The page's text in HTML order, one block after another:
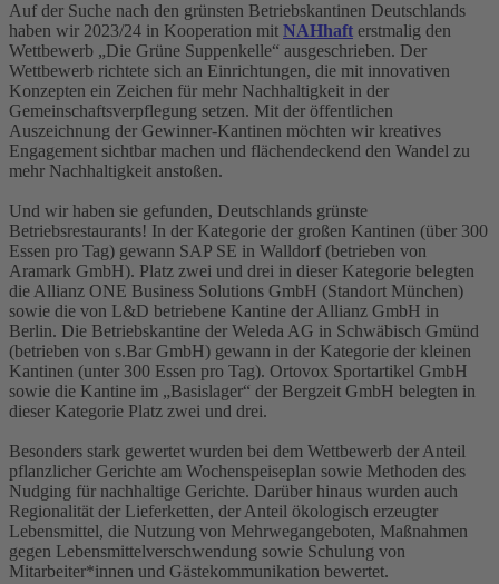
Auf der Suche nach den grünsten Betriebskantinen Deutschlands
haben wir 2023/24 in Kooperation mit NAHhaft erstmalig den
Wettbewerb „Die Grüne Suppenkelle“ ausgeschrieben. Der
Wettbewerb richtete sich an Einrichtungen, die mit innovativen
Konzepten ein Zeichen für mehr Nachhaltigkeit in der
Gemeinschaftsverpflegung setzen. Mit der öffentlichen
Auszeichnung der Gewinner-Kantinen möchten wir kreatives
Engagement sichtbar machen und flächendeckend den Wandel zu
mehr Nachhaltigkeit anstoßen.
Und wir haben sie gefunden, Deutschlands grünste
Betriebsrestaurants! In der Kategorie der großen Kantinen (über 300
Essen pro Tag) gewann SAP SE in Walldorf (betrieben von
Aramark GmbH). Platz zwei und drei in dieser Kategorie belegten
die Allianz ONE Business Solutions GmbH (Standort München)
sowie die von L&D betriebene Kantine der Allianz GmbH in
Berlin. Die Betriebskantine der Weleda AG in Schwäbisch Gmünd
(betrieben von s.Bar GmbH) gewann in der Kategorie der kleinen
Kantinen (unter 300 Essen pro Tag). Ortovox Sportartikel GmbH
sowie die Kantine im „Basislager“ der Bergzeit GmbH belegten in
dieser Kategorie Platz zwei und drei.
Besonders stark gewertet wurden bei dem Wettbewerb der Anteil
pflanzlicher Gerichte am Wochenspeiseplan sowie Methoden des
Nudging für nachhaltige Gerichte. Darüber hinaus wurden auch
Regionalität der Lieferketten, der Anteil ökologisch erzeugter
Lebensmittel, die Nutzung von Mehrwegangeboten, Maßnahmen
gegen Lebensmittelverschwendung sowie Schulung von
Mitarbeiter*innen und Gästekommunikation bewertet.